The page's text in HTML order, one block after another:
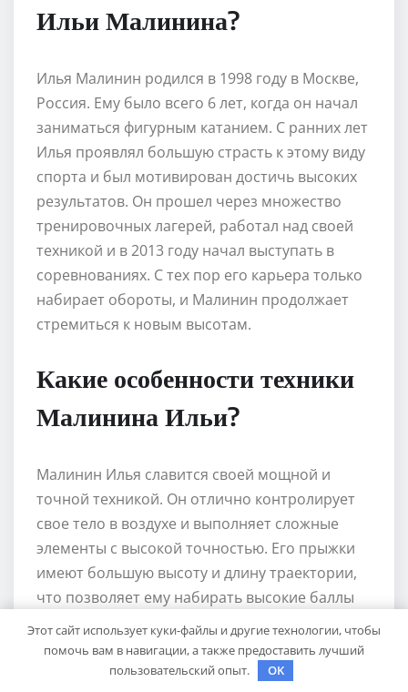
Ильи Малинина?
Илья Малинин родился в 1998 году в Москве,
Россия. Ему было всего 6 лет, когда он начал
заниматься фигурным катанием. С ранних лет
Илья проявлял большую страсть к этому виду
спорта и был мотивирован достичь высоких
результатов. Он прошел через множество
тренировочных лагерей, работал над своей
техникой и в 2013 году начал выступать в
соревнованиях. С тех пор его карьера только
набирает обороты, и Малинин продолжает
стремиться к новым высотам.
Какие особенности техники
Малинина Ильи?
Малинин Илья славится своей мощной и
точной техникой. Он отлично контролирует
свое тело в воздухе и выполняет сложные
элементы с высокой точностью. Его прыжки
имеют большую высоту и длину траектории,
что позволяет ему набирать высокие баллы
за них. Также Малинин обладает хорошей
гибкостью и артистизмом, что помогает ему
создавать красивые и эмоциональные
Этот сайт использует куки-файлы и другие технологии, чтобы
помочь вам в навигации, а также предоставить лучший
пользовательский опыт.
OK